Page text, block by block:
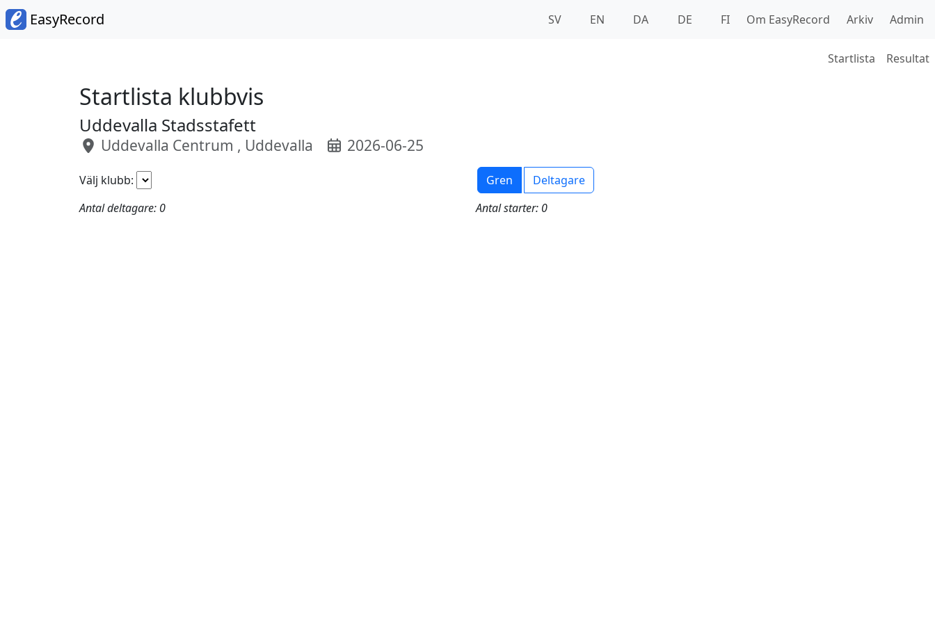
EasyRecord SV EN DA DE FI Om EasyRecord Arkiv Admin
Startlista Resultat
Startlista klubbvis
Uddevalla Stadsstafett
Uddevalla Centrum , Uddevalla 2026-06-25
Välj klubb: Gren
Deltagare
Antal deltagare: 0
Antal starter: 0